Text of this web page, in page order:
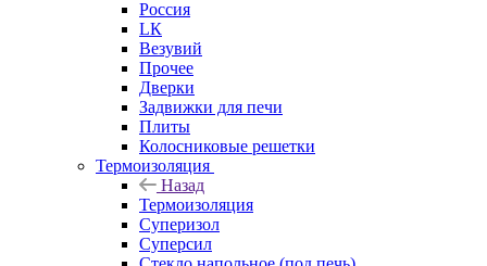
Россия
LК
Везувий
Прочее
Дверки
Задвижки для печи
Плиты
Колосниковые решетки
Термоизоляция
Назад
Термоизоляция
Суперизол
Суперсил